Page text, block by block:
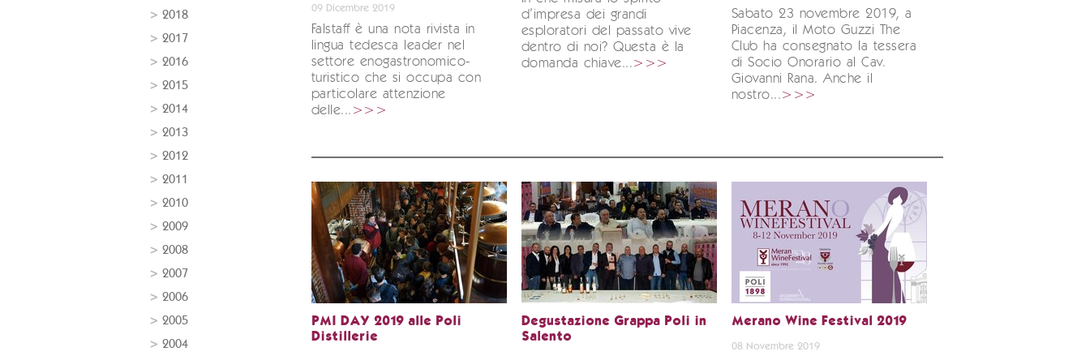
2018
2017
2016
2015
2014
2013
2012
2011
2010
2009
2008
2007
2006
2005
2004
09 Dicembre 2019
Falstaff è una nota rivista in
lingua tedesca leader nel
settore enogastronomico-
turistico che si occupa con
particolare attenzione
delle... >>>
d’impresa dei grandi
esploratori del passato vive
dentro di noi? Questa è la
domanda chiave...>>>
Sabato 23 novembre 2019, a
Piacenza, il Moto Guzzi The
Club ha consegnato la tessera
di Socio Onorario al Cav.
Giovanni Rana. Anche il
nostro...>>>
PMI DAY 2019 alle Poli
Distillerie
Degustazione Grappa Poli in
Salento
Merano Wine Festival 2019
08 Novembre 2019